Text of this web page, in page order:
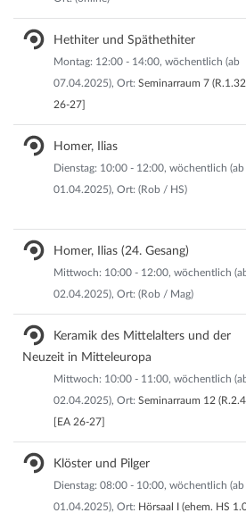
Hethiter und Späthethiter
Montag: 12:00 - 14:00, wöchentlich (ab
07.04.2025), Ort: Seminarraum 7
26-27]
Homer, Ilias
Dienstag: 10:00 - 12:00, wöchentlich (ab
01.04.2025), Ort: (Rob / HS)
Homer, Ilias (24. Gesang)
Mittwoch: 10:00 - 12:00, wöchentlich
02.04.2025), Ort: (Rob / Mag)
Keramik des Mittelalters und der
Neuzeit in Mitteleuropa
Mittwoch: 10:00 - 11:00, wöchentlich
02.04.2025), Ort: Seminarraum 12
[EA 26-27]
Klöster und Pilger
Dienstag: 08:00 - 10:00, wöchentlich (ab
01.04.2025), Ort: Hörsaal I (ehem. HS